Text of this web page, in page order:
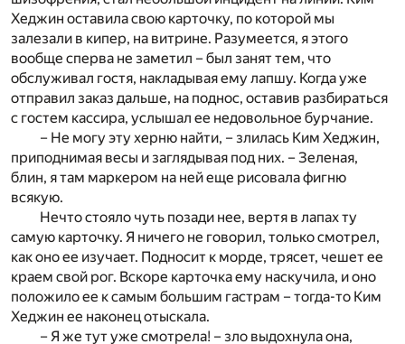
Хеджин оставила свою карточку, по которой мы
залезали в кипер, на витрине. Разумеется, я этого
вообще сперва не заметил – был занят тем, что
обслуживал гостя, накладывая ему лапшу. Когда уже
отправил заказ дальше, на поднос, оставив разбираться
с гостем кассира, услышал ее недовольное бурчание.
– Не могу эту херню найти, – злилась Ким Хеджин,
приподнимая весы и заглядывая под них. – Зеленая,
блин, я там маркером на ней еще рисовала фигню
всякую.
Нечто стояло чуть позади нее, вертя в лапах ту
самую карточку. Я ничего не говорил, только смотрел,
как оно ее изучает. Подносит к морде, трясет, чешет ее
краем свой рог. Вскоре карточка ему наскучила, и оно
положило ее к самым большим гастрам – тогда-то Ким
Хеджин ее наконец отыскала.
– Я же тут уже смотрела! – зло выдохнула она,